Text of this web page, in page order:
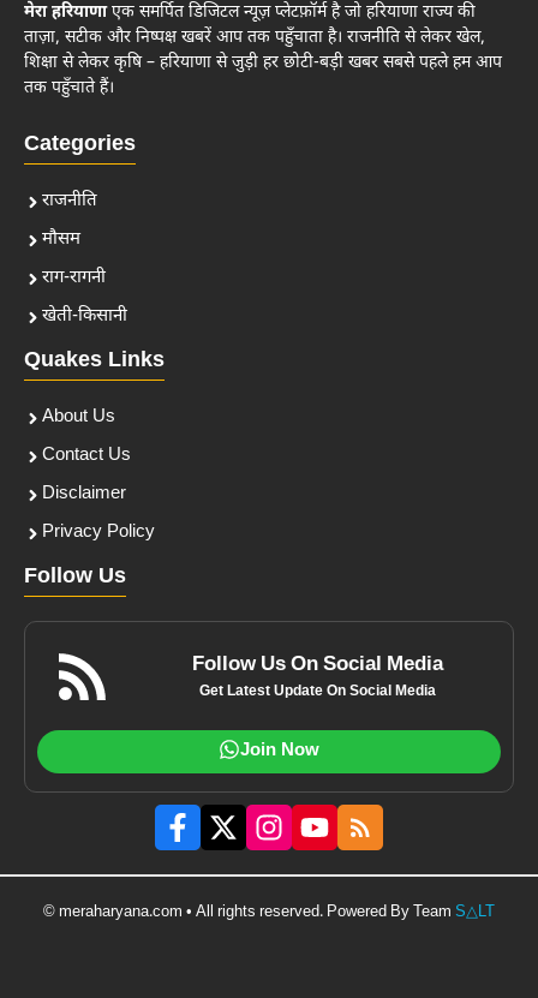
मेरा हरियाणाएक समर्पित डिजिटल न्यूज़ प्लेटफ़ॉर्म है जो हरियाणा राज्य की
ताज़ा, सटीक और निष्पक्ष खबरें आप तक पहुँचाता है। राजनीति से लेकर खेल,
शिक्षा से लेकर कृषि – हरियाणा से जुड़ी हर छोटी-बड़ी खबर सबसे पहले हम आप
तक पहुँचाते हैं।
Categories
राजनीति
मौसम
राग-रागनी
खेती-किसानी
Quakes Links
About Us
Contact Us
Disclaimer
Privacy Policy
Follow Us
Follow Us On Social Media
Get Latest Update On Social Media
Join Now
© meraharyana.com • All rights reserved. Powered By Team S△LT